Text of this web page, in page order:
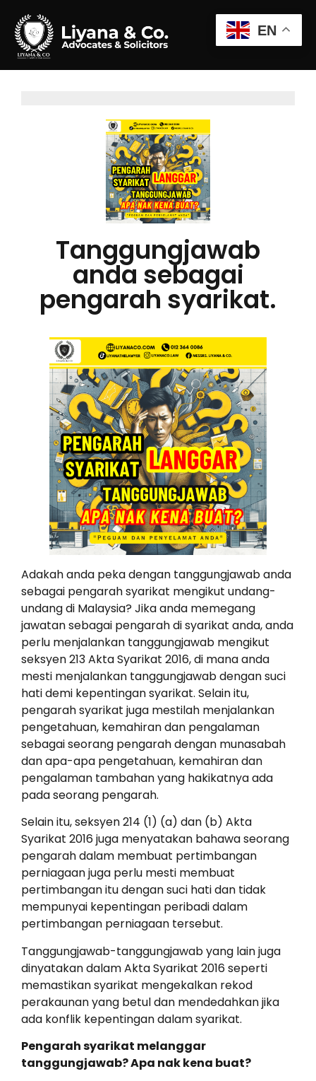
Tanggungjawab
anda sebagai
pengarah syarikat.
Adakah anda peka dengan tanggungjawab anda
sebagai pengarah syarikat mengikut undang-
undang di Malaysia? Jika anda memegang
jawatan sebagai pengarah di syarikat anda, anda
perlu menjalankan tanggungjawab mengikut
seksyen 213 Akta Syarikat 2016, di mana anda
mesti menjalankan tanggungjawab dengan suci
hati demi kepentingan syarikat. Selain itu,
pengarah syarikat juga mestilah menjalankan
pengetahuan, kemahiran dan pengalaman
sebagai seorang pengarah dengan munasabah
dan apa-apa pengetahuan, kemahiran dan
pengalaman tambahan yang hakikatnya ada
pada seorang pengarah.
Selain itu, seksyen 214 (1) (a) dan (b) Akta
Syarikat 2016 juga menyatakan bahawa seorang
pengarah dalam membuat pertimbangan
perniagaan juga perlu mesti membuat
pertimbangan itu dengan suci hati dan tidak
mempunyai kepentingan peribadi dalam
pertimbangan perniagaan tersebut.
Tanggungjawab-tanggungjawab yang lain juga
dinyatakan dalam Akta Syarikat 2016 seperti
memastikan syarikat mengekalkan rekod
perakaunan yang betul dan mendedahkan jika
ada konflik kepentingan dalam syarikat.
Pengarah syarikat melanggar
tanggungjawab? Apa nak kena buat?
EN